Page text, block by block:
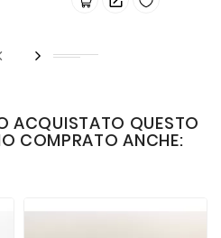
ACQUISTATO QUESTO
COMPRATO ANCHE: